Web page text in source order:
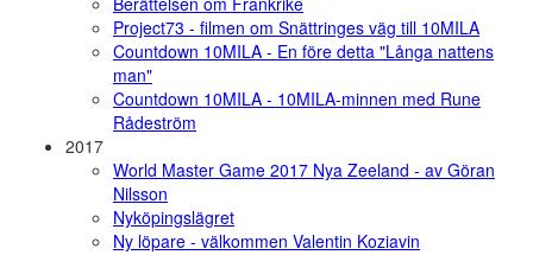
Project73 - filmen om Snättringes väg till 10MILA
Countdown 10MILA - En före detta "Långa nattens
man"
Countdown 10MILA - 10MILA-minnen med Rune
Rådeström
2017
World Master Game 2017 Nya Zeeland - av Göran
Nilsson
Nyköpingslägret
Ny löpare - välkommen Valentin Koziavin